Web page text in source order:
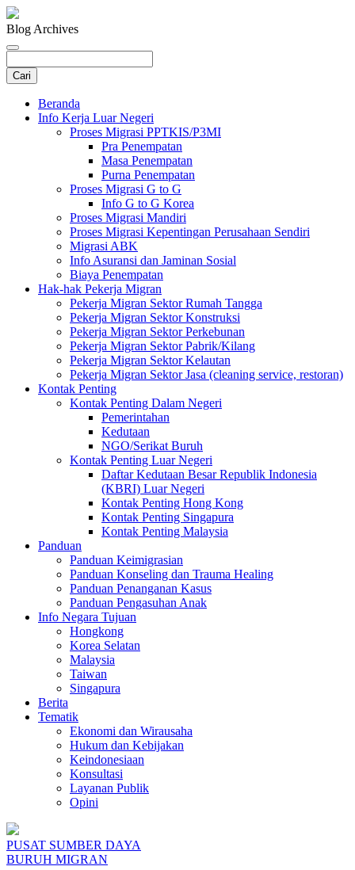
Blog Archives
Beranda
Info Kerja Luar Negeri
Proses Migrasi PPTKIS/P3MI
Pra Penempatan
Masa Penempatan
Purna Penempatan
Proses Migrasi G to G
Info G to G Korea
Proses Migrasi Mandiri
Proses Migrasi Kepentingan Perusahaan Sendiri
Migrasi ABK
Info Asuransi dan Jaminan Sosial
Biaya Penempatan
Hak-hak Pekerja Migran
Pekerja Migran Sektor Rumah Tangga
Pekerja Migran Sektor Konstruksi
Pekerja Migran Sektor Perkebunan
Pekerja Migran Sektor Pabrik/Kilang
Pekerja Migran Sektor Kelautan
Pekerja Migran Sektor Jasa (cleaning service, restoran)
Kontak Penting
Kontak Penting Dalam Negeri
Pemerintahan
Kedutaan
NGO/Serikat Buruh
Kontak Penting Luar Negeri
Daftar Kedutaan Besar Republik Indonesia
(KBRI) Luar Negeri
Kontak Penting Hong Kong
Kontak Penting Singapura
Kontak Penting Malaysia
Panduan
Panduan Keimigrasian
Panduan Konseling dan Trauma Healing
Panduan Penanganan Kasus
Panduan Pengasuhan Anak
Info Negara Tujuan
Hongkong
Korea Selatan
Malaysia
Taiwan
Singapura
Berita
Tematik
Ekonomi dan Wirausaha
Hukum dan Kebijakan
Keindonesiaan
Konsultasi
Layanan Publik
Opini
PUSAT SUMBER DAYA
BURUH MIGRAN